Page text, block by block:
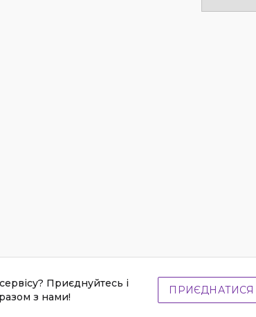
Приєднуйтесь і
з нами!
ПРИЄДНАТИСЯ